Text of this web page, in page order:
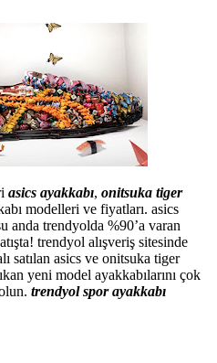
asics ayakkabı, onitsuka tiger
modelleri ve fiyatları. asics
anda trendyolda %90’a varan
trendyol alışveriş sitesinde
satılan asics ve onitsuka tiger
yeni model ayakkabılarını çok
trendyol spor ayakkabı